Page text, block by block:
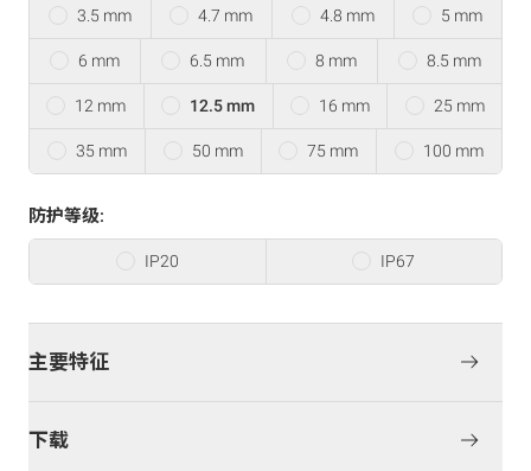
3.5 mm 4.7 mm 4.8 mm 5 mm
6 mm 6.5 mm 8 mm 8.5 mm
12 mm 12.5 mm 16 mm 25 mm
35 mm 50 mm 75 mm 100 mm
防护等级:
IP20 IP67
主要特征
下载